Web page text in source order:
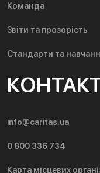
Команда
Звіти та прозорість
Стандарти та
info@caritas.ua
0 800 336 734
Карта місцевих